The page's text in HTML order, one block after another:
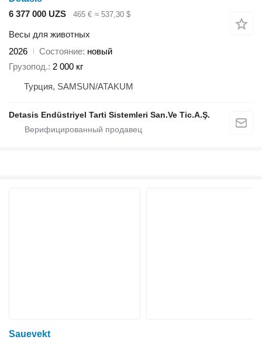
6 377 000 UZS
465 € ≈ 537,30 $
Весы для животных
2026
Состояние новый
Грузопод. 2 000 кг
Турция, SAMSUN/ATAKUM
Detasis Endüstriyel Tarti Sistemleri San.Ve Tic.A.Ş.
Sauevekt